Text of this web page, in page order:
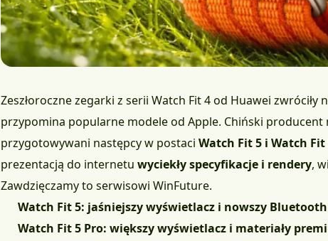
Zeszłoroczne zegarki z serii Watch Fit 4 od Huawei
przypomina popularne modele od Apple. Chiński
przygotowywani następcy w postaci Watch Fit 5 i Watch Fit
prezentacją do internetu wyciekły specyfikacje i rendery,
Zawdzięczamy to serwisowi WinFuture.
Watch Fit 5: jaśniejszy wyświetlacz i nowszy Bluetooth
Watch Fit 5 Pro: większy wyświetlacz i materiały